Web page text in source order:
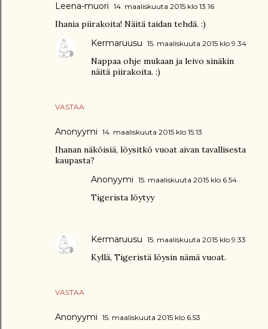
Leena-muori 14. maaliskuuta 2015 klo 13.16
Ihania piirakoita! Näitä taidan tehdä. :)
VASTAA
Kermaruusu 15. maaliskuuta 2015 klo 9.34
Nappaa ohje mukaan ja leivo sinäkin
näitä piirakoita. :)
Anonyymi 14. maaliskuuta 2015 klo 15.13
Ihanan näköisiä, löysitkö vuoat aivan tavallisesta
kaupasta?
VASTAA
Anonyymi 15. maaliskuuta 2015 klo 6.54
Tigerista löytyy
Kermaruusu 15. maaliskuuta 2015 klo 9.33
Kyllä, Tigeristä löysin nämä vuoat.
Anonyymi 15. maaliskuuta 2015 klo 6.53